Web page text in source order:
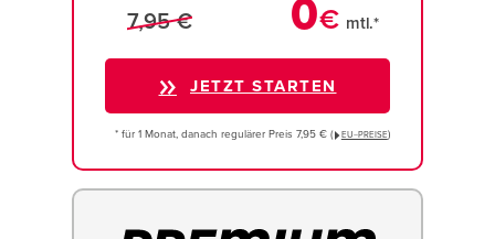
7,95 € 0€ mtl.*
JETZT STARTEN
* für 1 Monat, danach regulärer Preis 7,95 € ( EU−PREISE)